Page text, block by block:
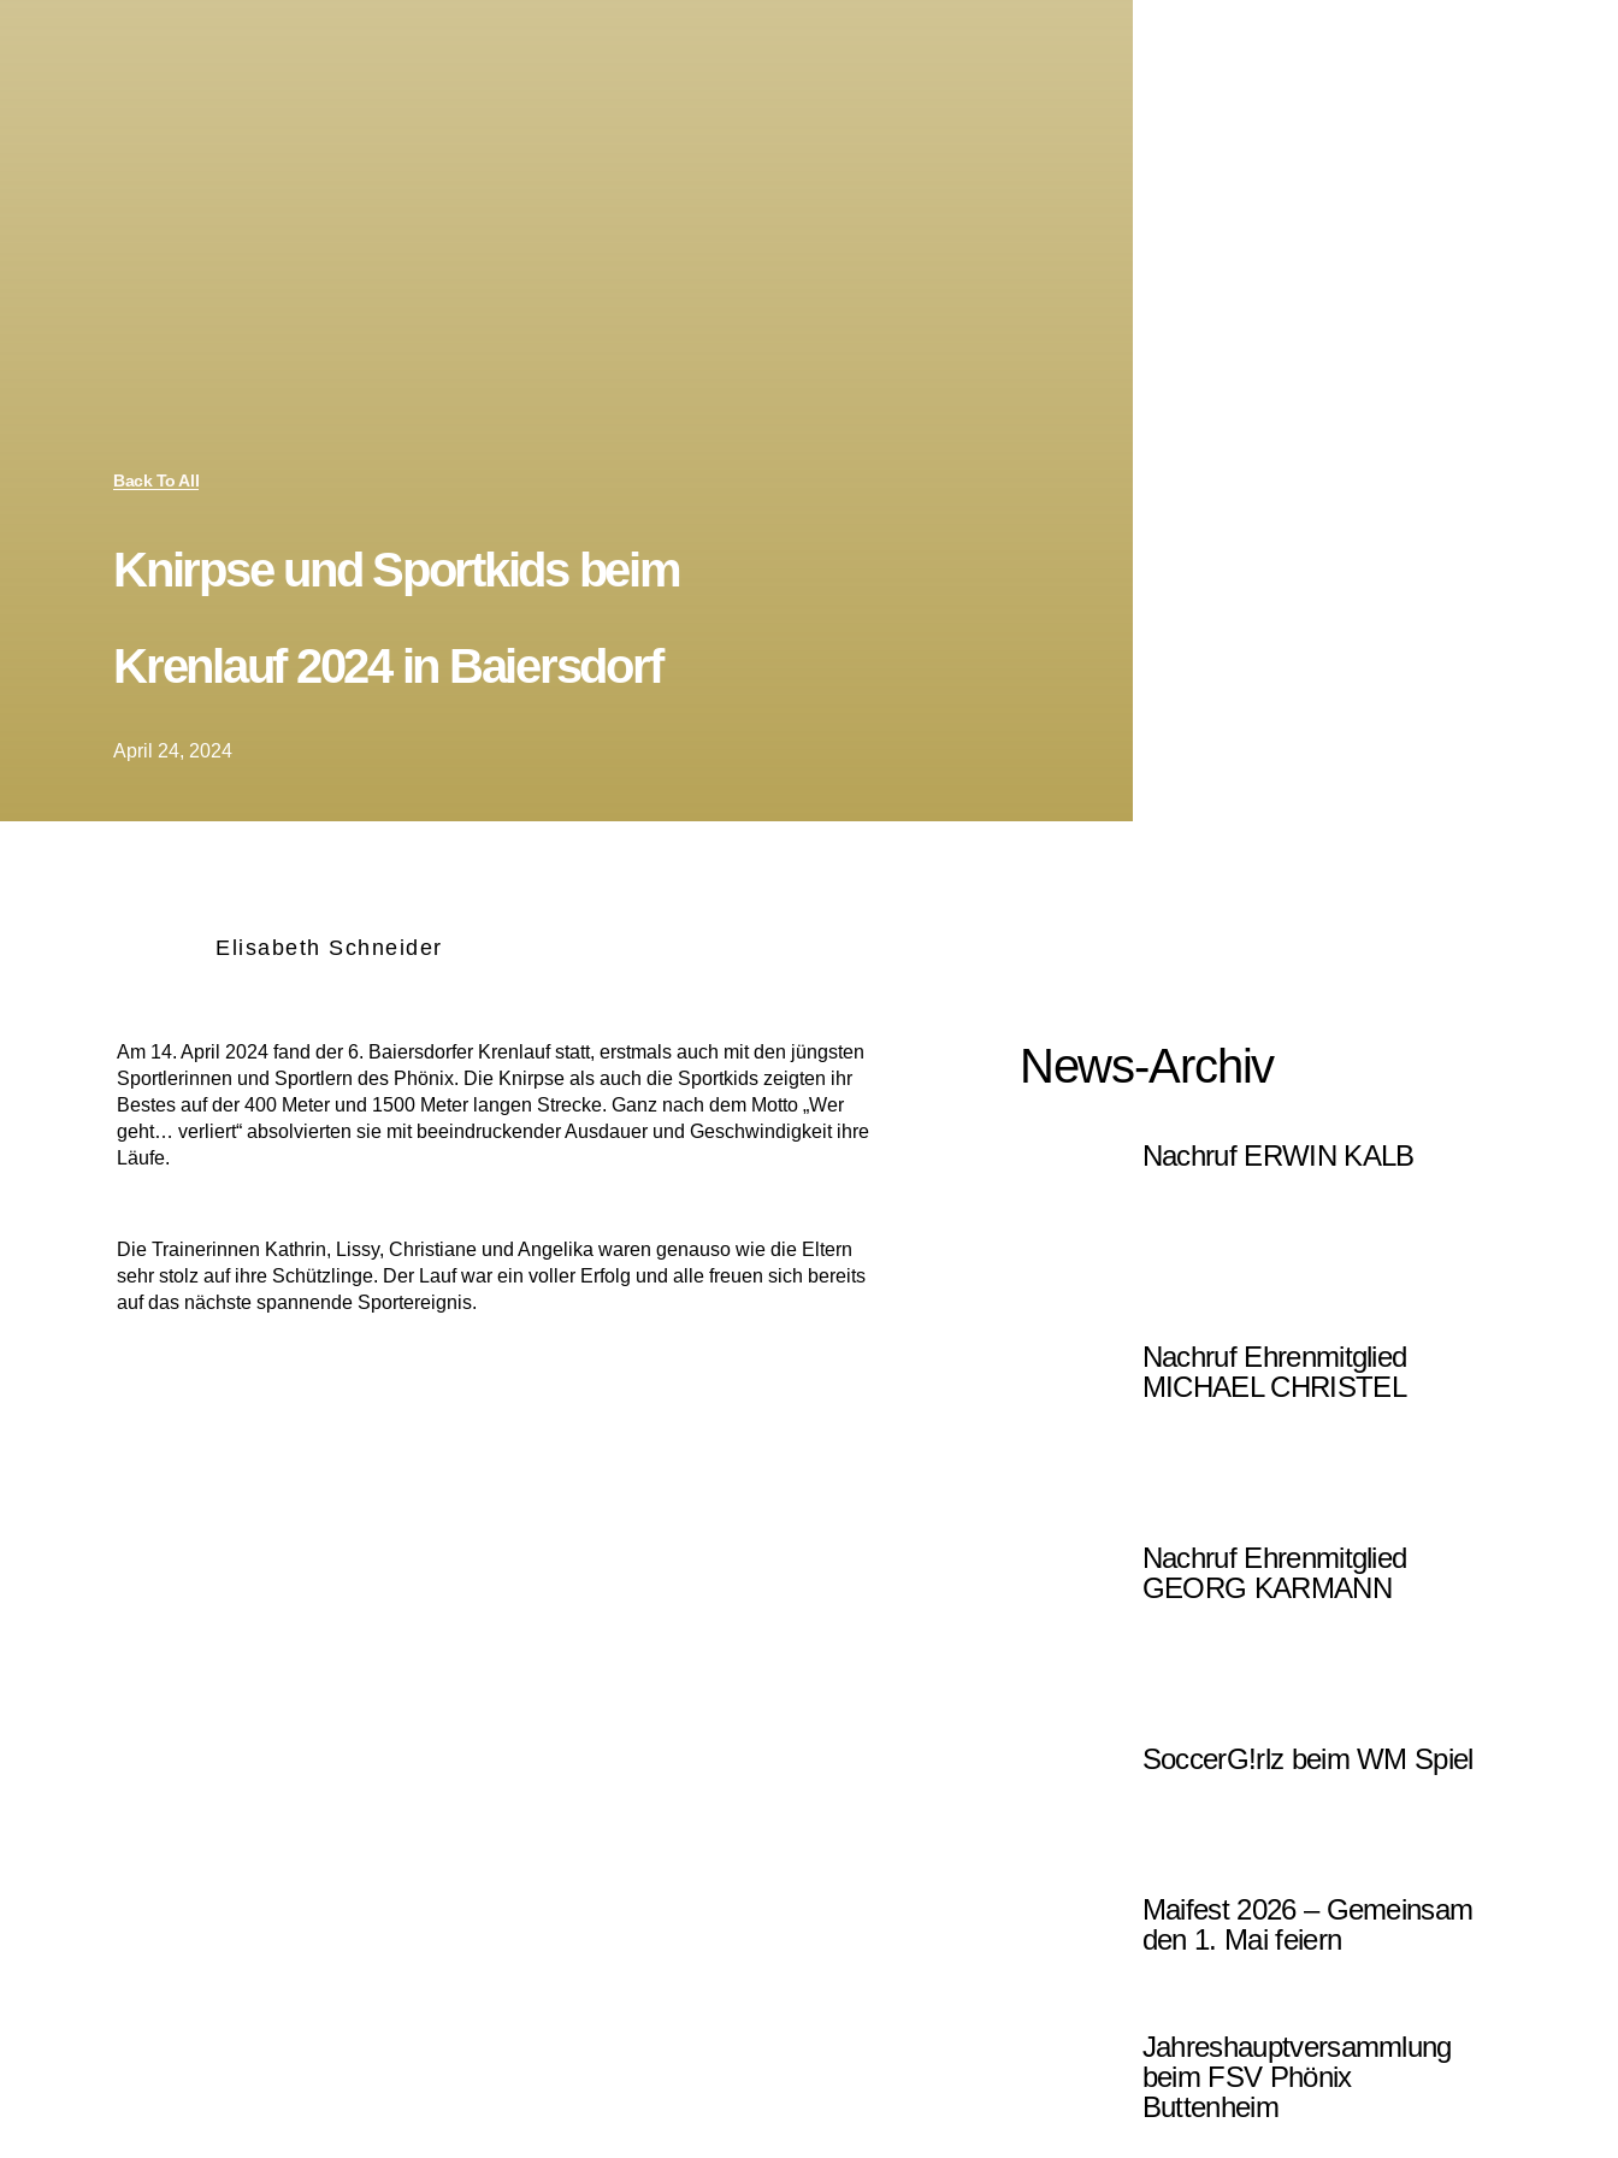
Back To All
Knirpse und Sportkids beim
Krenlauf 2024 in Baiersdorf
April 24, 2024
Elisabeth Schneider
Am 14. April 2024 fand der 6. Baiersdorfer Krenlauf statt, erstmals auch mit den jüngsten
Sportlerinnen und Sportlern des Phönix. Die Knirpse als auch die Sportkids zeigten ihr
Bestes auf der 400 Meter und 1500 Meter langen Strecke. Ganz nach dem Motto „Wer
geht… verliert“ absolvierten sie mit beeindruckender Ausdauer und Geschwindigkeit ihre
Läufe.
Die Trainerinnen Kathrin, Lissy, Christiane und Angelika waren genauso wie die Eltern
sehr stolz auf ihre Schützlinge. Der Lauf war ein voller Erfolg und alle freuen sich bereits
auf das nächste spannende Sportereignis.
News-Archiv
Nachruf ERWIN KALB
Nachruf Ehrenmitglied
MICHAEL CHRISTEL
Nachruf Ehrenmitglied
GEORG KARMANN
SoccerG!rlz beim WM Spiel
Maifest 2026 – Gemeinsam
den 1. Mai feiern
Jahreshauptversammlung
beim FSV Phönix
Buttenheim